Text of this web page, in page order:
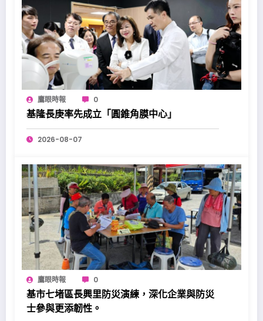
鷹眼時報 0
基隆長庚率先成立「圓錐角膜中心」
2026-08-07
鷹眼時報 0
基市七堵區長興里防災演練，深化企業與防災
士參與更添韌性。